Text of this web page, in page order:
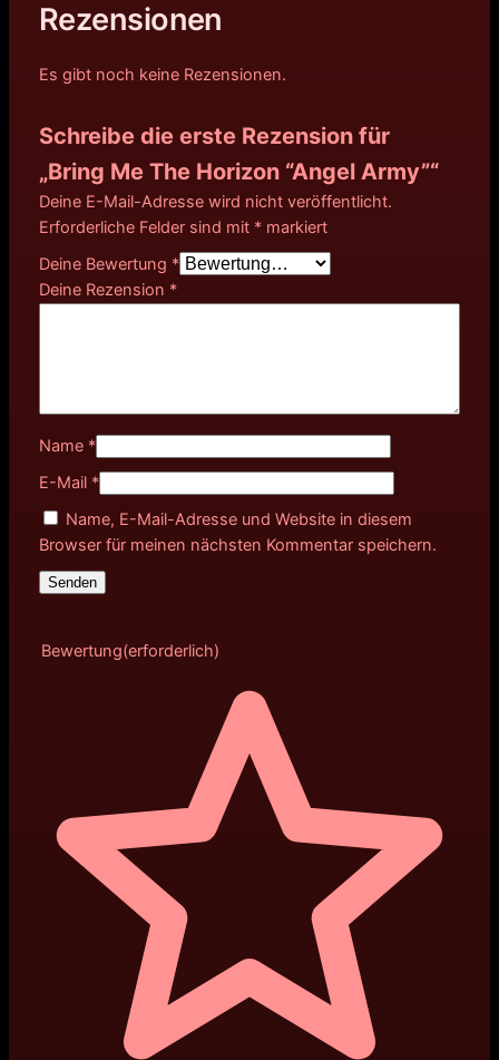
Rezensionen
Es gibt noch keine Rezensionen.
Schreibe die erste Rezension für
„Bring Me The Horizon “Angel Army”“
Deine E-Mail-Adresse wird nicht veröffentlicht.
Erforderliche Felder sind mit *markiert
Deine Bewertung *
Deine Rezension *
Name *
E-Mail *
Name, E-Mail-Adresse und Website in diesem
Browser für meinen nächsten Kommentar speichern.
Bewertung(erforderlich)